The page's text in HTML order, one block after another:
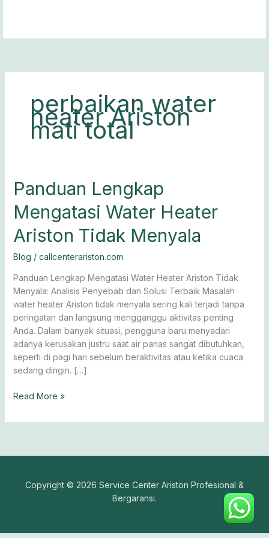
perbaikan water
heater Ariston
mati total
Panduan Lengkap
Mengatasi Water Heater
Ariston Tidak Menyala
Blog / callcenterariston.com
Panduan Lengkap Mengatasi Water Heater Ariston Tidak
Menyala: Analisis Penyebab dan Solusi Terbaik Masalah
water heater Ariston tidak menyala sering kali terjadi tanpa
peringatan dan langsung mengganggu aktivitas penting
Anda. Dalam banyak situasi, pengguna baru menyadari
adanya kerusakan justru saat air panas sangat dibutuhkan,
seperti di pagi hari sebelum beraktivitas atau ketika cuaca
sedang dingin. […]
Panduan
Lengkap
Mengatasi
Heater
Tidak
Menyala
Read More »
Copyright © 2026 Service Center Ariston Profesional &
Bergaransi.